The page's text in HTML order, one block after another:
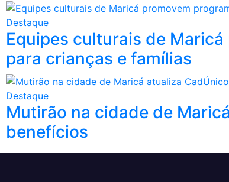
Destaque
Equipes culturais de
para crianças e famílias
Destaque
Mutirão na cidade de
benefícios